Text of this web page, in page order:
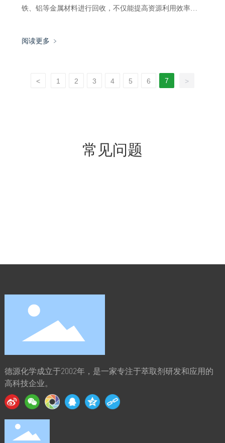
铁、铝等金属材料进行回收，不仅能提高资源利用效率，
锂的回收率较低，不能满足现代工业的需求。
阅读更多 ﹥
< 1 2 3 4 5 6 7 >
常见问题
德源化学成立于2002年，是一家专注于萃取剂研发和应用的
高科技企业。